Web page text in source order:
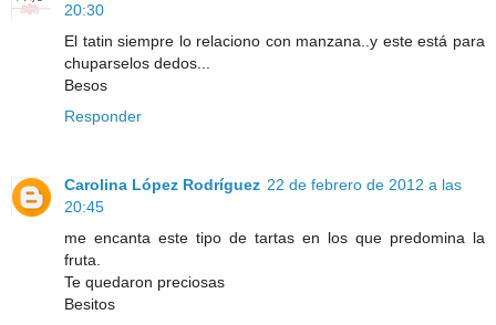
20:30
El tatin siempre lo relaciono con manzana..y este está para
chuparselos dedos...
Besos
Responder
Carolina López Rodríguez 22 de febrero de 2012 a las
20:45
me encanta este tipo de tartas en los que predomina la
fruta.
Te quedaron preciosas
Besitos